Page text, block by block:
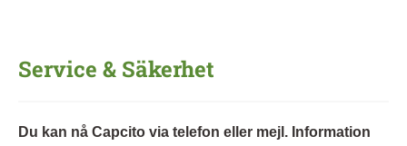
Service & Säkerhet
Du kan nå Capcito via telefon eller mejl. Information